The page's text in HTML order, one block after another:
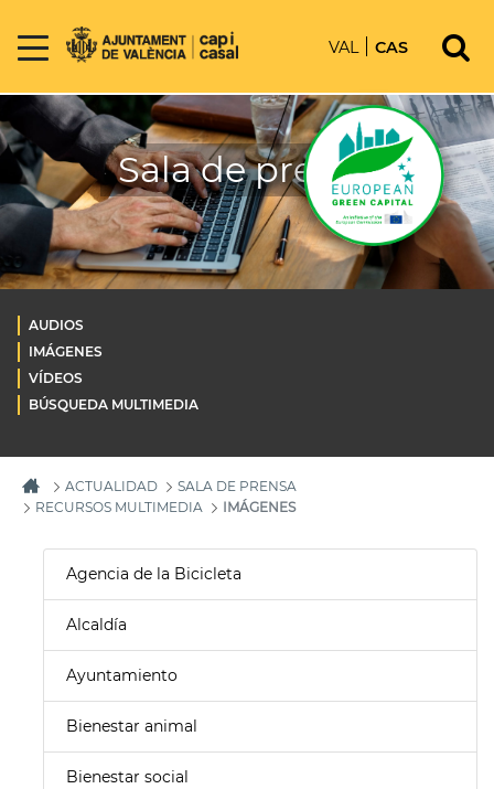
VAL CAS
Sala de prensa
AUDIOS
IMÁGENES
VÍDEOS
BÚSQUEDA MULTIMEDIA
ACTUALIDAD
SALA DE PRENSA
RECURSOS MULTIMEDIA
IMÁGENES
Agencia de la Bicicleta
Alcaldía
Ayuntamiento
Bienestar animal
Bienestar social